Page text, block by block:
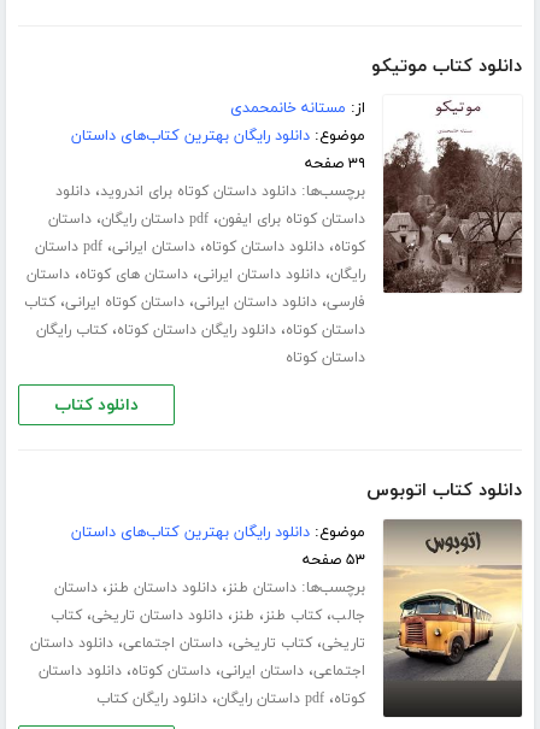
دانلود کتاب موتیکو
از: مستانه خانمحمدی
موضوع:دانلود رایگان بهترین کتاب‌های داستان
۳۹ صفحه
برچسب‌ها:دانلود داستان کوتاه برای اندروید،دانلود
داستان کوتاه برای ایفون،pdf داستان رایگان ،داستان
کوتاه،دانلود داستان کوتاه،داستان ایرانی،
pdf داستان
رایگان،دانلود داستان ایرانی،داستان های کوتاه،داستان
فارسی،دانلود داستان ایرانی،داستان کوتاه ایرانی،کتاب
داستان کوتاه،دانلود رایگان داستان کوتاه،کتاب رایگان
داستان کوتاه
دانلود کتاب
دانلود کتاب اتوبوس
موضوع:دانلود رایگان بهترین کتاب‌های داستان
۵۳ صفحه
برچسب‌ها:داستان طنز،دانلود داستان طنز،داستان
جالب،کتاب طنز، طنز،دانلود داستان تاریخی،کتاب
تاریخی،کتاب تاریخی،داستان اجتماعی،دانلود داستان
اجتماعی،داستان ایرانی،داستان کوتاه،دانلود داستان
کوتاه،pdf داستان رایگان ،دانلود رایگان کتاب